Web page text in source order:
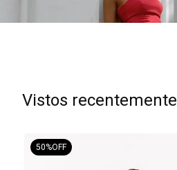
Vistos recentemente
50%OFF